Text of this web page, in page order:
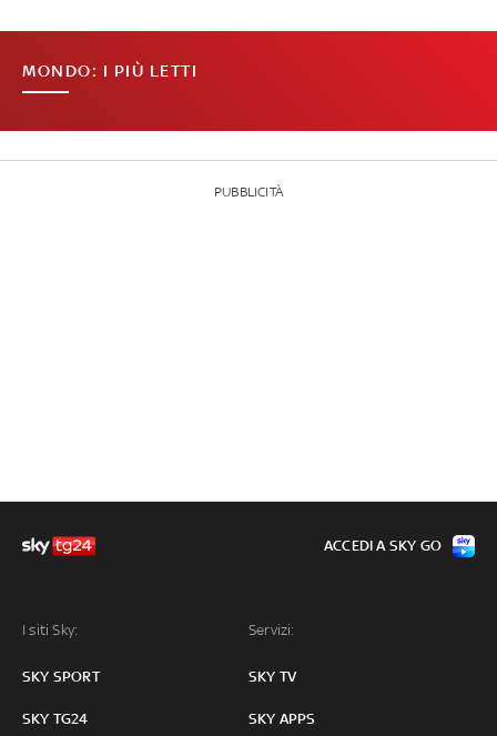
MONDO: I PIÙ LETTI
PUBBLICITÀ
I siti Sky:
SKY SPORT
SKY TG24
Servizi:
SKY TV
SKY APPS
ACCEDI A SKY GO